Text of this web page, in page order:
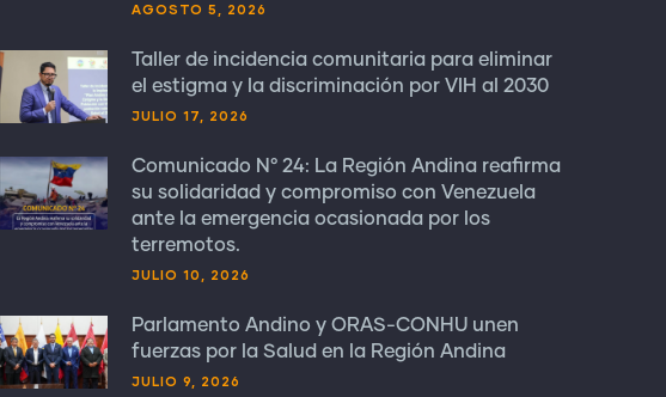
AGOSTO 5, 2026
Taller de incidencia comunitaria para eliminar
el estigma y la discriminación por VIH al 2030
JULIO 17, 2026
Comunicado N° 24: La Región Andina reafirma
su solidaridad y compromiso con Venezuela
ante la emergencia ocasionada por los
terremotos.
JULIO 10, 2026
Parlamento Andino y ORAS-CONHU unen
fuerzas por la Salud en la Región Andina
JULIO 9, 2026